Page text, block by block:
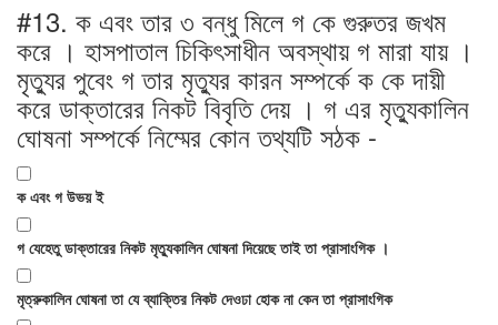
#13. ক এবং তার ৩ বন্ধু মিলে গ কে গুরুতর জখম
করে । হাসপাতাল চিকিৎসাধীন অবস্থায় গ মারা যায় ।
মৃত্যুর পুবেং গ তার মৃত্যুর কারন সম্পর্কে ক কে দায়ী
করে ডাক্তারের নিকট বিবৃতি দেয় । গ এর মৃত্যুকালিন
ঘোষনা সম্পর্কে নিম্মের কোন তথ্যটি সঠক -
ক এবং গ উভয় ই
গ যেহেতু ডাক্তারের নিকট মৃত্যুকালিন ঘোষনা দিয়েছে তাই তা প্রাসাংগিক ।
মৃত্রুকালিন ঘোষনা তা যে ব্যাক্তির নিকট দেওঢা হোক না কেন তা প্রাসাংগিক